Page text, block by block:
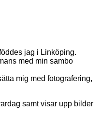
jag i Linköping.
med min sambo
mig med fotografering,
samt visar upp bilder